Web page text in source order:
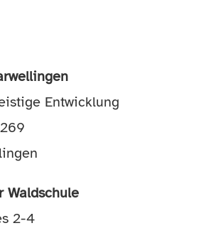
Entwicklung
Waldschule
2-4